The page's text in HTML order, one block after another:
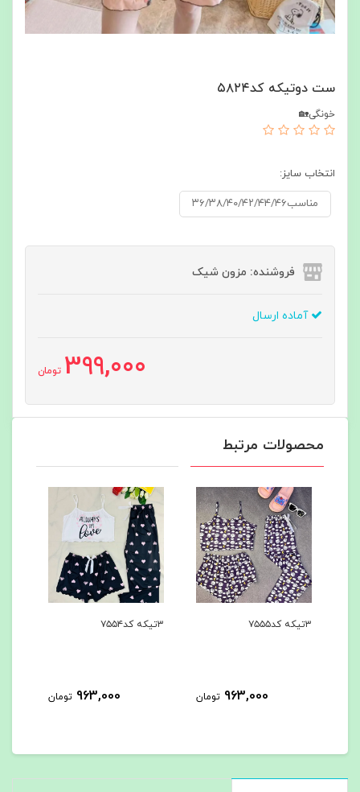
ست دوتیکه کد۵۸۲۴
خونگی🏡
انتخاب سایز:
مناسب۳۶/۳۸/۴۰/۴۲/۴۴/۴۶
فروشنده: مزون شیک
آماده ارسال
399,000 تومان
محصولات مرتبط
963,000 تومان 963,000 تومان